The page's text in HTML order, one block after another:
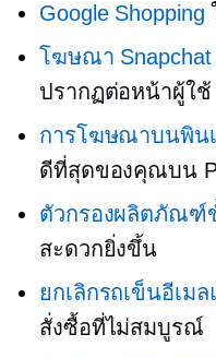
Google Shopping
โฆษณา Snapchat
ปรากฏต่อหน้าผู้ใช้
การโฆษณาบนพิน
ดีที่สุดของคุณบน
ตัวกรองผลิตภัณฑ์
สะดวกยิ่งขึ้น
ยกเลิกรถเข็นอีเมล
สั่งซื้อที่ไม่สมบูรณ์